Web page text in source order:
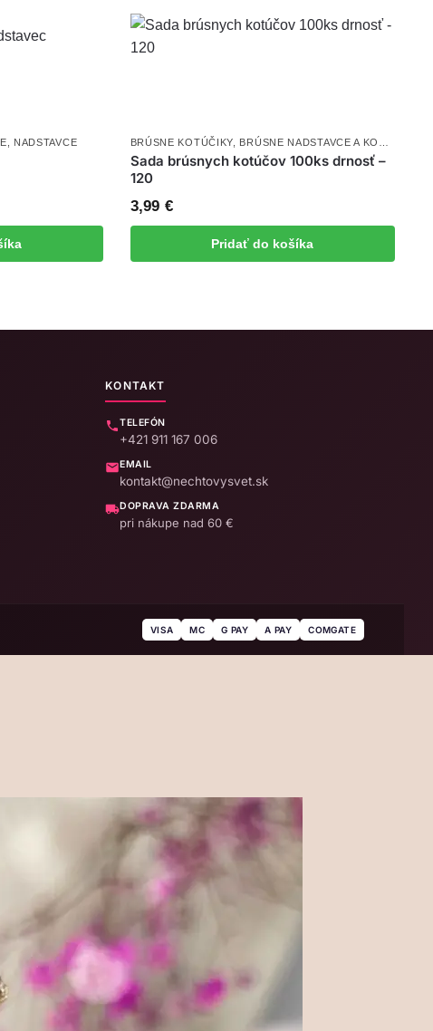
NADSTAVCE BRÚSNE KOTÚČIKY BRÚSNE NADSTAVCE A KOTÚČE
Sada brúsnych kotúčov 100ks drnosť –
120
3,99€
Pridať do košíka
KONTAKT
TELEFÓN
+421 911 167 006
EMAIL
kontakt@nechtovysvet.sk
DOPRAVA ZDARMA
pri nákupe nad 60 €
VISA MC G PAY A PAY COMGATE